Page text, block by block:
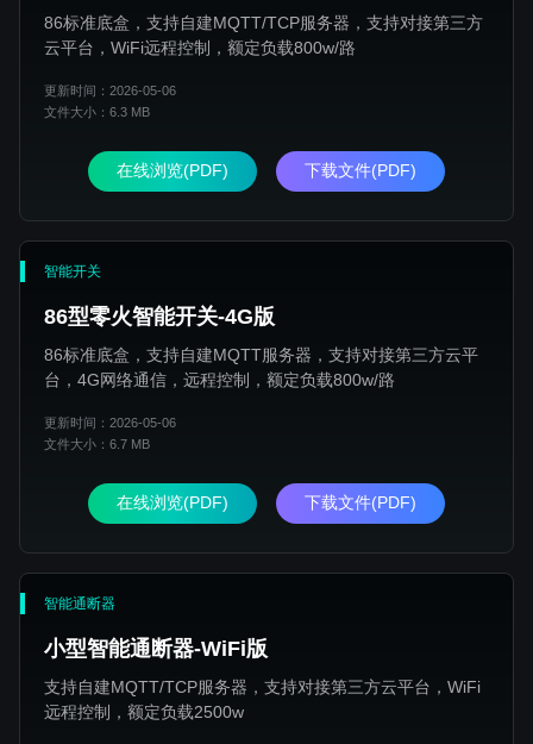
86标准底盒，支持自建MQTT/TCP服务器，支持对接第三方
云平台，WiFi远程控制，额定负载800w/路
更新时间：2026-05-06
文件大小：6.3 MB
在线浏览(PDF) 下载文件(PDF)
智能开关
86型零火智能开关-4G版
86标准底盒，支持自建MQTT服务器，支持对接第三方云平
台，4G网络通信，远程控制，额定负载800w/路
更新时间：2026-05-06
文件大小：6.7 MB
在线浏览(PDF) 下载文件(PDF)
智能通断器
小型智能通断器-WiFi版
支持自建MQTT/TCP服务器，支持对接第三方云平台，WiFi
远程控制，额定负载2500w